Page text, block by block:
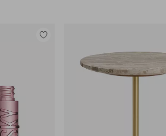
Lisää